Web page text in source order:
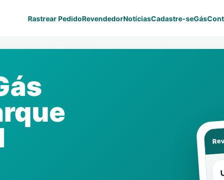
Rastrear PedidoRevendedorNotíciasCadastre-seGás